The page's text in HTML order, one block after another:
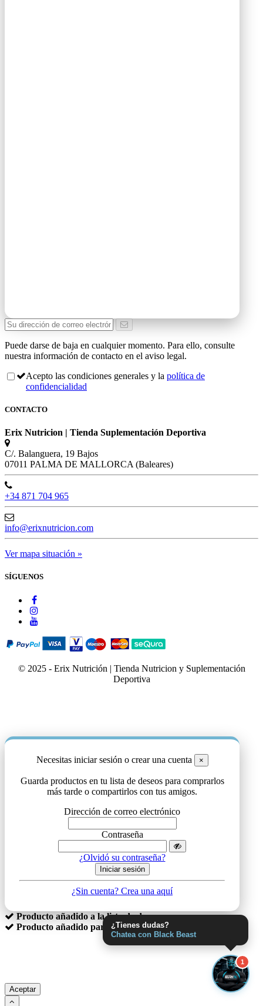
Puede darse de baja en cualquier momento. Para ello, consulte
nuestra información de contacto en el aviso legal.
Acepto las condiciones generales y la política de
confidencialidad
CONTACTO
Erix Nutricion | Tienda Suplementación Deportiva
C/. Balanguera, 19 Bajos
07011 PALMA DE MALLORCA (Baleares)
+34 871 704 965
info@erixnutricion.com
Ver mapa situación »
SÍGUENOS
© 2025 - Erix Nutrición | Tienda Nutricion y Suplementación
Deportiva
¿Tienes dudas?
Chatea con Black Beast
1
Necesitas iniciar sesión o crear una cuenta ×
Guarda productos en tu lista de deseos para comprarlos
más tarde o compartirlos con tus amigos.
Dirección de correo electrónico
Contraseña
¿Olvidó su contraseña?
Iniciar sesión
¿Sin cuenta? Crea una aquí
Producto añadido a la lista de deseos
Producto añadido para comparar
Utilizamos cookies para asegurarnos de brindarle la mejor
experiencia en nuestro sitio web. Si continúa utilizando este sitio,
Aceptar